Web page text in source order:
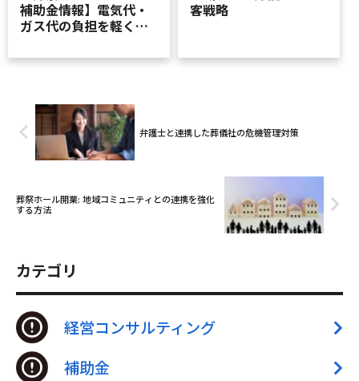
補助金情報】電気代・
ガス代の負担を軽くす
客戦略
弁護士と連携した葬儀社の危機管理対策
葬祭ホール開業: 地域コミュニティとの連携を強化
する方法
カテゴリ
経営コンサルティング
補助金